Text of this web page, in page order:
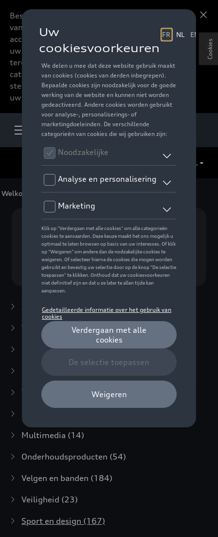
Beste accessoires-lovers,
vanaf nu kan u het hele
accessoire assortiment van
uw favoriete merk
terugvinden in de online
catalogus. Deze kunnen
steeds besteld worden via
uw verdeler.
Welkom Voor uw Audi > Sport en design
Geen model geselecteerd (Alles weergeven)
Kies een model
Zomeraccessoires(7)
Winteraccessoires(20)
(38)
Transport
Multimedia (14)
Onderhoudsproducten (54)
Velgen en banden (184)
Veiligheid (23)
Sport en design (167)
Cookies